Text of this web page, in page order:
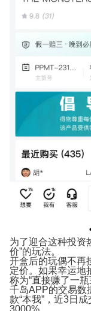
为了迎合这种投资
价”的玩法。
开盒后的玩偶不再
定价。如果幸运地
称为“直接赚了一瓶
千岛APP的交易数
款“本我”，近3日
3000%。